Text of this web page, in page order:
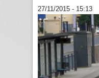
27/11/2015 - 15:13